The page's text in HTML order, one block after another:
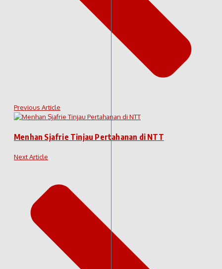
Previous Article
Menhan Sjafrie Tinjau Pertahanan di NTT
Next Article